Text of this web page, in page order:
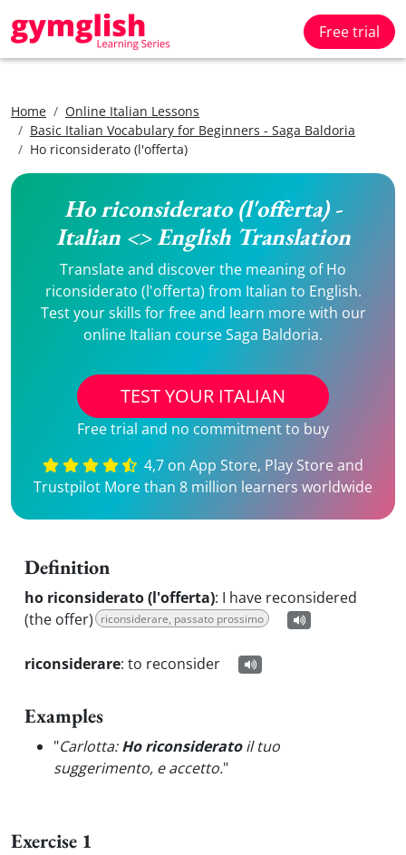
Free trial
Home
Online Italian Lessons
Basic Italian Vocabulary for Beginners - Saga Baldoria
Ho riconsiderato (l'offerta)
Ho riconsiderato (l'offerta) -
Italian <> English Translation
Translate and discover the meaning of Ho
riconsiderato (l'offerta) from Italian to English.
Test your skills for free and learn more with our
online Italian course Saga Baldoria.
TEST YOUR ITALIAN
Free trial and no commitment to buy
4,7 on App Store, Play Store and
Trustpilot More than 8 million learners worldwide
Definition
ho riconsiderato (l'offerta): I have reconsidered
(the offer) riconsiderare, passato prossimo
riconsiderare: to reconsider
Examples
"Carlotta:Ho riconsideratoil tuo
suggerimento, e accetto."
Exercise 1